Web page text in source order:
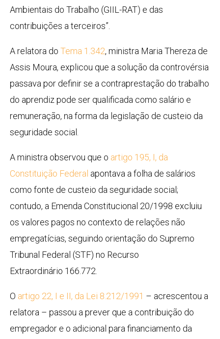
Ambientais do Trabalho (GIIL-RAT) e das
contribuições a terceiros”.
A relatora do Tema 1.342, ministra Maria Thereza de
Assis Moura, explicou que a solução da controvérsia
passava por definir se a contraprestação do trabalho
do aprendiz pode ser qualificada como salário e
remuneração, na forma da legislação de custeio da
seguridade social.
A ministra observou que o artigo 195, I, da
Constituição Federal apontava a folha de salários
como fonte de custeio da seguridade social;
contudo, a Emenda Constitucional 20/1998 excluiu
os valores pagos no contexto de relações não
empregatícias, seguindo orientação do Supremo
Tribunal Federal (STF) no Recurso
Extraordinário 166.772.
O artigo 22, I e II, da Lei 8.212/1991 – acrescentou a
relatora – passou a prever que a contribuição do
empregador e o adicional para financiamento da